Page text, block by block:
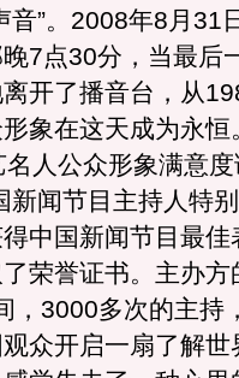
音”。2008年8月31
7点30分，当最后
开了播音台，从
象在这天成为永恒
人公众形象满意
新闻节目主持人特
中国新闻节目最佳
荣誉证书。主办方
，3000多次的主持
众开启一扇了解世